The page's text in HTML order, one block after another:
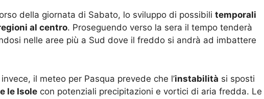
della giornata di Sabato, lo sviluppo di possibili temporali
al centro. Proseguendo verso la sera il tempo tenderà
nelle aree più a Sud dove il freddo si andrà ad imbattere
invece, il meteo per Pasqua prevede che l’instabilità si sposti
le Isole con potenziali precipitazioni e vortici di aria fredda. Le